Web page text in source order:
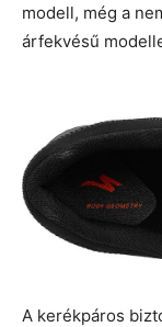
modell, még a
árfekvésű
A kerékpáros